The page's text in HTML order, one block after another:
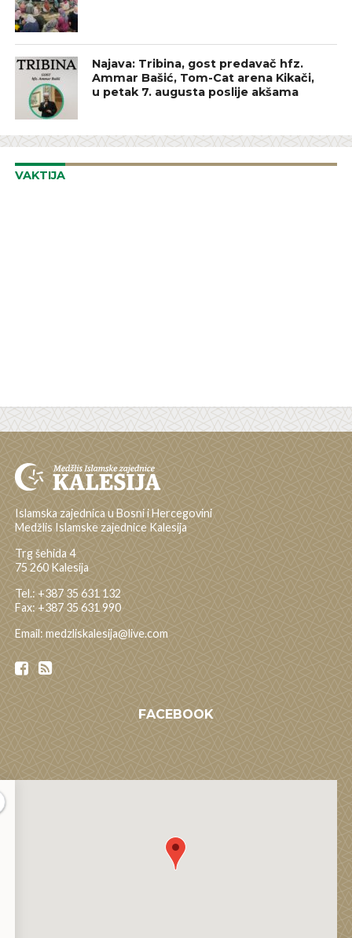
Najava: Tribina, gost predavač hfz.
Ammar Bašić, Tom-Cat arena Kikači,
u petak 7. augusta poslije akšama
VAKTIJA
Islamska zajednica u Bosni i Hercegovini
Medžlis Islamske zajednice Kalesija
Trg šehida 4
75 260 Kalesija
Tel.: +387 35 631 132
Fax: +387 35 631 990
Email: medzliskalesija@live.com
FACEBOOK